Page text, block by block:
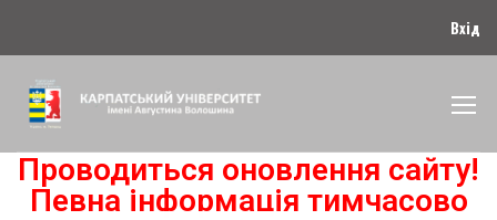
Вхід
Проводиться оновлення сайту!
Певна інформація тимчасово